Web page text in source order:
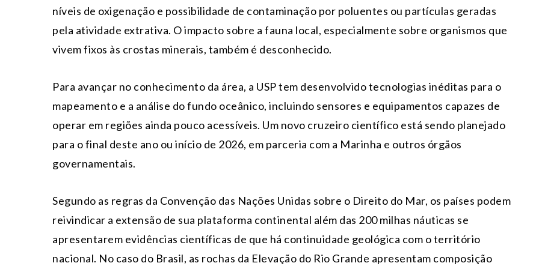
níveis de oxigenação e possibilidade de contaminação por poluentes ou partículas geradas
pela atividade extrativa. O impacto sobre a fauna local, especialmente sobre organismos que
vivem fixos às crostas minerais, também é desconhecido.
Para avançar no conhecimento da área, a USP tem desenvolvido tecnologias inéditas para o
mapeamento e a análise do fundo oceânico, incluindo sensores e equipamentos capazes de
operar em regiões ainda pouco acessíveis. Um novo cruzeiro científico está sendo planejado
para o final deste ano ou início de 2026, em parceria com a Marinha e outros órgãos
governamentais.
Segundo as regras da Convenção das Nações Unidas sobre o Direito do Mar, os países podem
reivindicar a extensão de sua plataforma continental além das 200 milhas náuticas se
apresentarem evidências científicas de que há continuidade geológica com o território
nacional. No caso do Brasil, as rochas da Elevação do Rio Grande apresentam composição